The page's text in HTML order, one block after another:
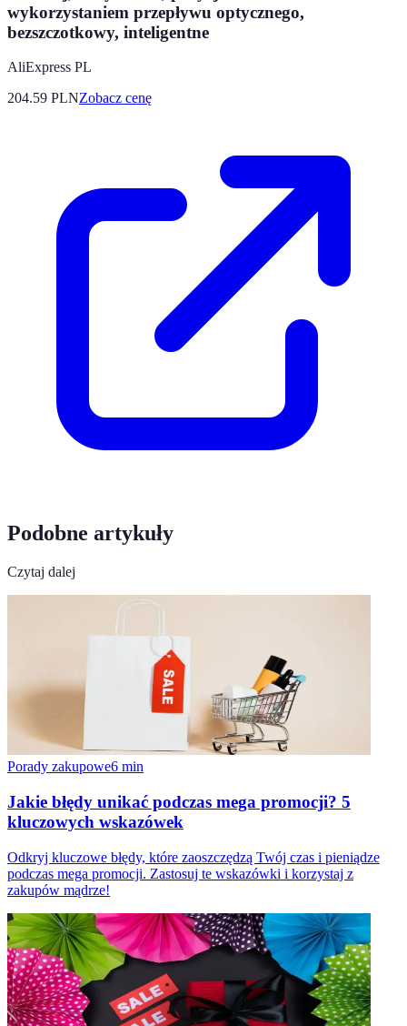
wykorzystaniem przepływu optycznego,
bezszczotkowy, inteligentne
AliExpress PL
204.59 PLNZobacz cenę
Podobne artykuły
Czytaj dalej
Porady zakupowe6 min
Jakie błędy unikać podczas mega promocji? 5
kluczowych wskazówek
Odkryj kluczowe błędy, które zaoszczędzą Twój czas i pieniądze
podczas mega promocji. Zastosuj te wskazówki i korzystaj z
zakupów mądrze!